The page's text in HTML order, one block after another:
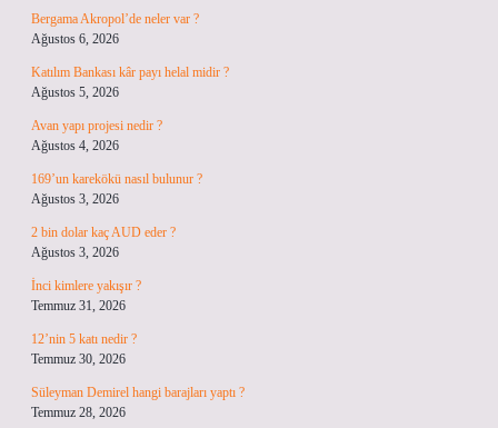
Bergama Akropol’de neler var ?
Ağustos 6, 2026
Katılım Bankası kâr payı helal midir ?
Ağustos 5, 2026
Avan yapı projesi nedir ?
Ağustos 4, 2026
169’un karekökü nasıl bulunur ?
Ağustos 3, 2026
2 bin dolar kaç AUD eder ?
Ağustos 3, 2026
İnci kimlere yakışır ?
Temmuz 31, 2026
12’nin 5 katı nedir ?
Temmuz 30, 2026
Süleyman Demirel hangi barajları yaptı ?
Temmuz 28, 2026